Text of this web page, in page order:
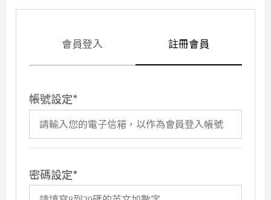
會員登入 註冊會員
帳號設定
密碼設定